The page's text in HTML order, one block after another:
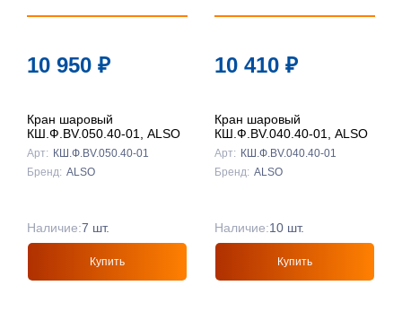
10 950 ₽
Кран шаровый
КШ.Ф.BV.050.40-01, ALSO
Арт: КШ.Ф.BV.050.40-01
Бренд: ALSO
Наличие:7 шт.
Купить
10 410 ₽
Кран шаровый
КШ.Ф.BV.040.40-01, ALSO
Арт: КШ.Ф.BV.040.40-01
Бренд: ALSO
Наличие:10 шт.
Купить